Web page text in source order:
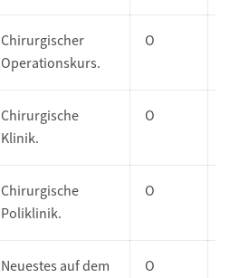
Chirurgischer
Operationskurs.
O
Chirurgische
Klinik.
O
Chirurgische
Poliklinik.
O
Neuestes auf dem
O